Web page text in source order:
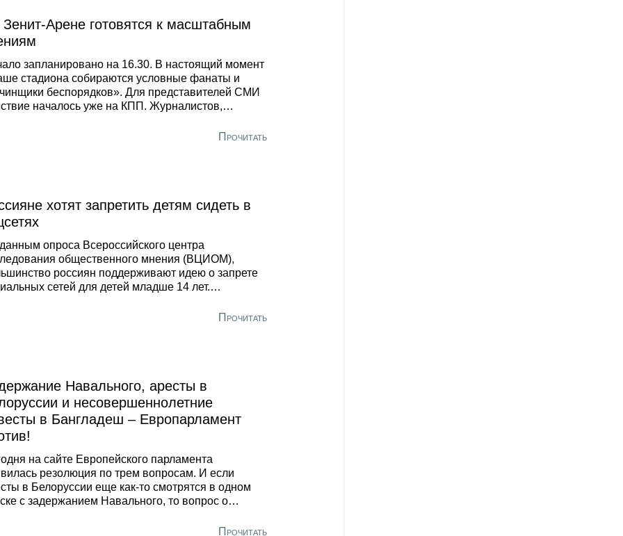
Арене готовятся к масштабным
запланировано на 16.30. В настоящий момент
стадиона собираются условные фанаты и
беспорядков». Для представителей СМИ
началось уже на КПП. Журналистов,
Рюкзаки и сумки обыскали на наличиеПрочитать
хотят запретить детям сидеть в
опроса Всероссийского центра
общественного мнения (ВЦИОМ),
россиян поддерживают идею о запрете
сетей для детей младше 14 лет.
Прочитать
Навального, аресты в
и несовершеннолетние
в Бангладеш – Европарламент
на сайте Европейского парламента
резолюция по трем вопросам. И если
в Белоруссии еще как-то смотрятся в одном
с задержанием Навального, то вопрос о
Наверное, объединяет все три повесткиПрочитать